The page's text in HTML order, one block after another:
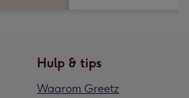
Hulp & tips
Waarom Greetz